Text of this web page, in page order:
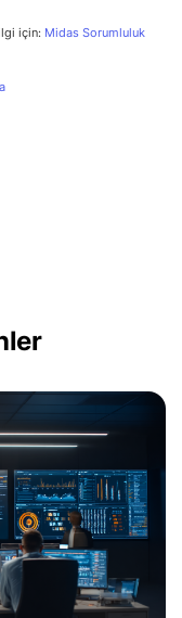
için: Midas Sorumluluk